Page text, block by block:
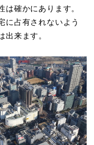
は確かにあります。
に占有されないよう
出来ます。